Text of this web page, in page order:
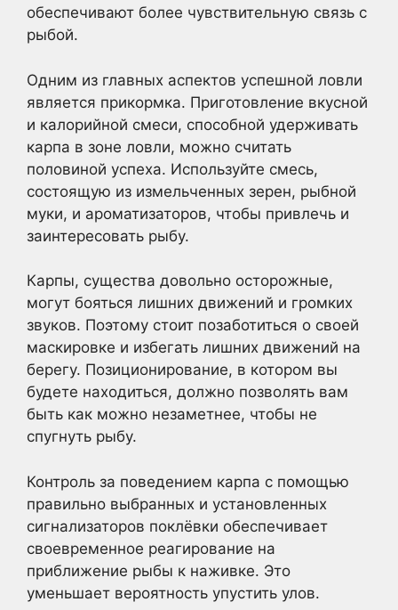
обеспечивают более чувствительную связь с
рыбой.
Одним из главных аспектов успешной ловли
является прикормка. Приготовление вкусной
и калорийной смеси, способной удерживать
карпа в зоне ловли, можно считать
половиной успеха. Используйте смесь,
состоящую из измельченных зерен, рыбной
муки, и ароматизаторов, чтобы привлечь и
заинтересовать рыбу.
Карпы, существа довольно осторожные,
могут бояться лишних движений и громких
звуков. Поэтому стоит позаботиться о своей
маскировке и избегать лишних движений на
берегу. Позиционирование, в котором вы
будете находиться, должно позволять вам
быть как можно незаметнее, чтобы не
спугнуть рыбу.
Контроль за поведением карпа с помощью
правильно выбранных и установленных
сигнализаторов поклёвки обеспечивает
своевременное реагирование на
приближение рыбы к наживке. Это
уменьшает вероятность упустить улов.